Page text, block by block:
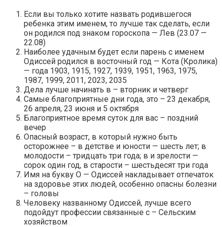
Если вы только хотите назвать родившегося
ребенка этим именем, то лучше так сделать, если
он родился под знаком гороскопа — Лев (23.07 —
22.08)
Наиболее удачным будет если парень с именем
Одиссей родился в восточный год — Кота (Кролика)
— года 1903, 1915, 1927, 1939, 1951, 1963, 1975,
1987, 1999, 2011, 2023, 2035
Дела лучше начинать в – вторник и четверг
Самые благоприятные дни года, это – 23 декабря,
26 апреля, 23 июня и 5 октября
Благоприятное время суток для вас – поздний
вечер
Опасный возраст, в который нужно быть
осторожнее – в детстве и юности — шесть лет; в
молодости – тридцать три года; в и зрелости —
сорок один год, в старости – шестьдесят три года
Имя на букву О — Одиссей накладывает отпечаток
на здоровье этих людей, особенно опасны болезни
– головы
Человеку названному Одиссей, лучше всего
подойдут профессии связанные с – Сельским
хозяйством